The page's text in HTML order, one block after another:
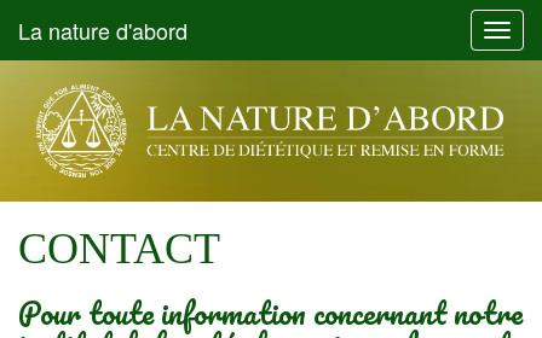
La nature d'abord
CONTACT
Pour toute information concernant notre